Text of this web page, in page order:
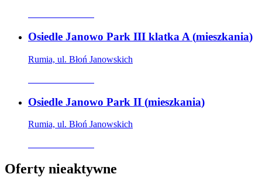
Osiedle Janowo Park III klatka A (mieszkania)
Rumia, ul. Błoń Janowskich
Osiedle Janowo Park II (mieszkania)
Rumia, ul. Błoń Janowskich
Oferty nieaktywne